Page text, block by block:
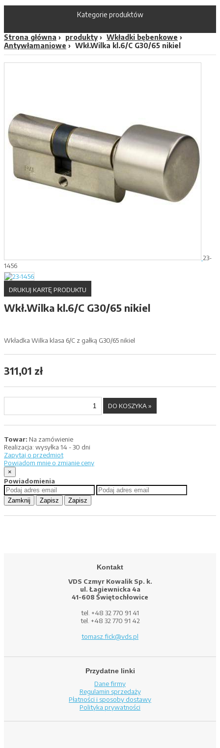
Kategorie produktów
Strona główna produkty
Wkładki bębenkowe
Antywłamaniowe
Wkł.Wilka kl.6/C G30/65 nikiel
23-
1456
DRUKUJ KARTĘ PRODUKTU
Wkł.Wilka kl.6/C G30/65 nikiel
Wkładka Wilka klasa 6/C z gałką G30/65 nikiel
311,01 zł
Towar: Na zamówienie
Realizacja: wysyłka 14 - 30 dni
Zapytaj o przedmiot
Powiadom mnie o zmianie ceny
×
Powiadomienia
Zamknij Zapisz Zapisz
Kontakt
VDS Czmyr Kowalik Sp. k.
ul. Łagiewnicka 4a
41-608 Świętochłowice
tel. +48 32 770 91 41
tel. +48 32 770 91 42
tomasz.fick@vds.pl
Przydatne linki
Dane firmy
Regulamin sprzedaży
Płatności i sposoby dostawy
Polityka prywatności